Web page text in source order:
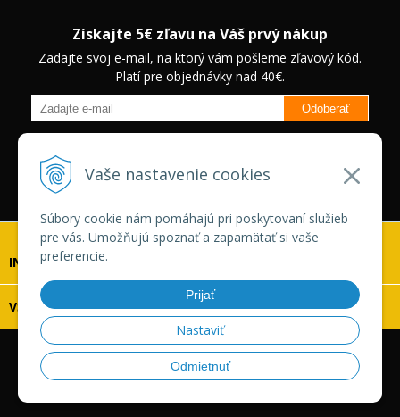
Vaše nastavenie cookies
Súbory cookie nám pomáhajú pri poskytovaní služieb
pre vás. Umožňujú spoznať a zapamätať si vaše
preferencie.
Prijať
Nastaviť
Odmietnuť
Získajte 5€ zľavu na Váš prvý nákup
Zadajte svoj e-mail, na ktorý vám pošleme zľavový kód.
Platí pre objednávky nad 40€.
Odoberať
zľavách na vybrané produkty.
Neplatí pre Veľkoobchodných
zákazníkov.
INFOLINKA
VŠETKO O NÁKUPE
© 2026 Vaskonaradie.sk •tvorba eshopu cez UNIobchod
webhostingspoločnostiWEBYGROUP